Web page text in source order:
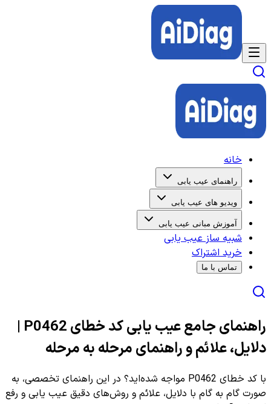
خانه
راهنمای عیب یابی
ویدیو های عیب یابی
آموزش مبانی عیب یابی
شبیه ساز عیب یابی
خرید اشتراک
تماس با ما
راهنمای جامع عیب یابی کد خطای P0462 |
دلایل، علائم و راهنمای مرحله به مرحله
با کد خطای P0462 مواجه شده‌اید؟ در این راهنمای تخصصی، به
صورت گام به گام با دلایل، علائم و روش‌های دقیق عیب یابی و رفع